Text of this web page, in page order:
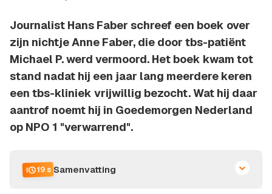
Journalist Hans Faber schreef een boek over
zijn nichtje Anne Faber, die door tbs-patiënt
Michael P. werd vermoord. Het boek kwam tot
stand nadat hij een jaar lang meerdere keren
een tbs-kliniek vrijwillig bezocht. Wat hij daar
aantrof noemt hij in Goedemorgen Nederland
op NPO 1 "verwarrend".
19 s Samenvatting